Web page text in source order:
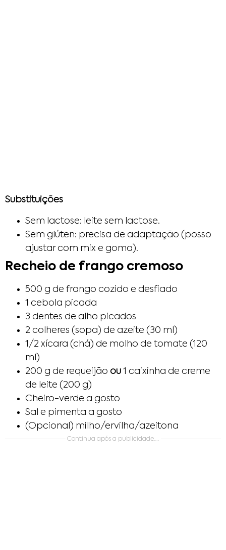
Substituições
Sem lactose: leite sem lactose.
Sem glúten: precisa de adaptação (posso
ajustar com mix e goma).
Recheio de frango cremoso
500 g de frango cozido e desfiado
1 cebola picada
3 dentes de alho picados
2 colheres (sopa) de azeite (30 ml)
1/2 xícara (chá) de molho de tomate (120
ml)
200 g de requeijão ou 1 caixinha de creme
de leite (200 g)
Cheiro-verde a gosto
Sal e pimenta a gosto
(Opcional) milho/ervilha/azeitona
Continua após a publicidade….